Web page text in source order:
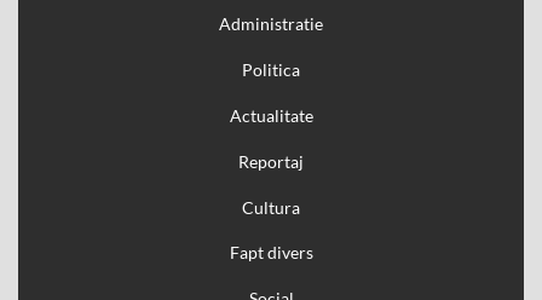
Administratie
Politica
Actualitate
Reportaj
Cultura
Fapt divers